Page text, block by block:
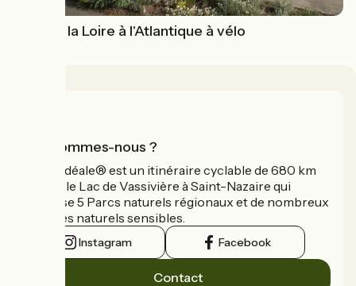
Tour de la Loire à l'Atlantique à vélo
Qui sommes-nous ?
La Vélidéale® est un itinéraire cyclable de 680 km
reliant le Lac de Vassivière à Saint-Nazaire qui
traverse 5 Parcs naturels régionaux et de nombreux
espaces naturels sensibles.
Instagram Facebook
Contact